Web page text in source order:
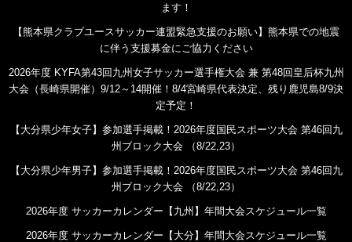
ます！
【熊本県クラブユースサッカー連盟緊急支援のお願い】熊本県での地震
に伴う支援募金にご協力ください
2026年度 KYFA第43回九州女子サッカー選手権大会 兼 第48回皇后杯九州
大会（長崎県開催）9/12～14開催！8/4宮崎県代表決定、残り鹿児島8/9決
定予定！
【大分県少年女子】参加選手掲載！2026年度国民スポーツ大会 第46回九
州ブロック大会 （8/22,23）
【大分県少年男子】参加選手掲載！2026年度国民スポーツ大会 第46回九
州ブロック大会 （8/22,23）
2026年度 サッカーカレンダー【九州】年間大会スケジュール一覧
2026年度 サッカーカレンダー【大分】年間大会スケジュール一覧